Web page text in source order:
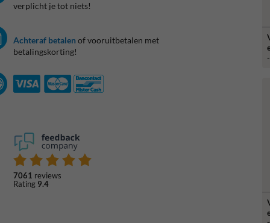
verplicht je tot niets!
Achteraf betalen of vooruitbetalen met
betalingskorting!
7061 reviews
Rating 9.4